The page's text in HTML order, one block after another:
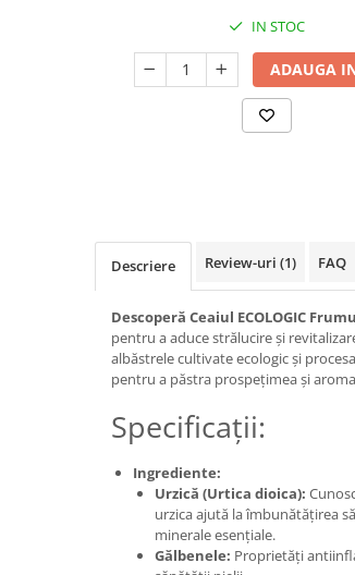
IN STOC
ADAUGA
Descriere Review-uri (1) FAQ
Descoperă Ceaiul ECOLOGIC
pentru a aduce strălucire și
albăstrele cultivate ecologic și
pentru a păstra prospețimea și
Specificații:
Ingrediente:
Urzică (Urtica dioica):
urzica ajută la îmbunătățirea
minerale esențiale.
Gălbenele: Proprietăți